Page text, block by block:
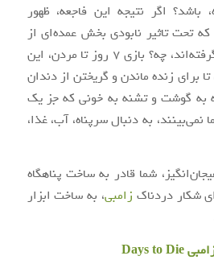
باشد؟ اگر نتیجه این فاجعه، ظهور
تحت تاثیر نابودی بخش عمده‌ای از
جهان و اکوسیستم قرار گرفته‌اند، چه؟ بازی ۷ روز تا مردن، این
برای زنده ماندن و گریختن از دندان
به گوشت و تشنه به خونی که جز یک
به دنبال سرپناه، آب، غذا،
شما قادر به ساخت پناهگاه
شکار دردناک زامبی، به ساخت ابزار